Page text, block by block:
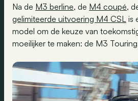
Na de M3 berline, de M4 coupé,
gelimiteerde uitvoering M4 CSL is
model om de keuze van
moeilijker te maken: de M3